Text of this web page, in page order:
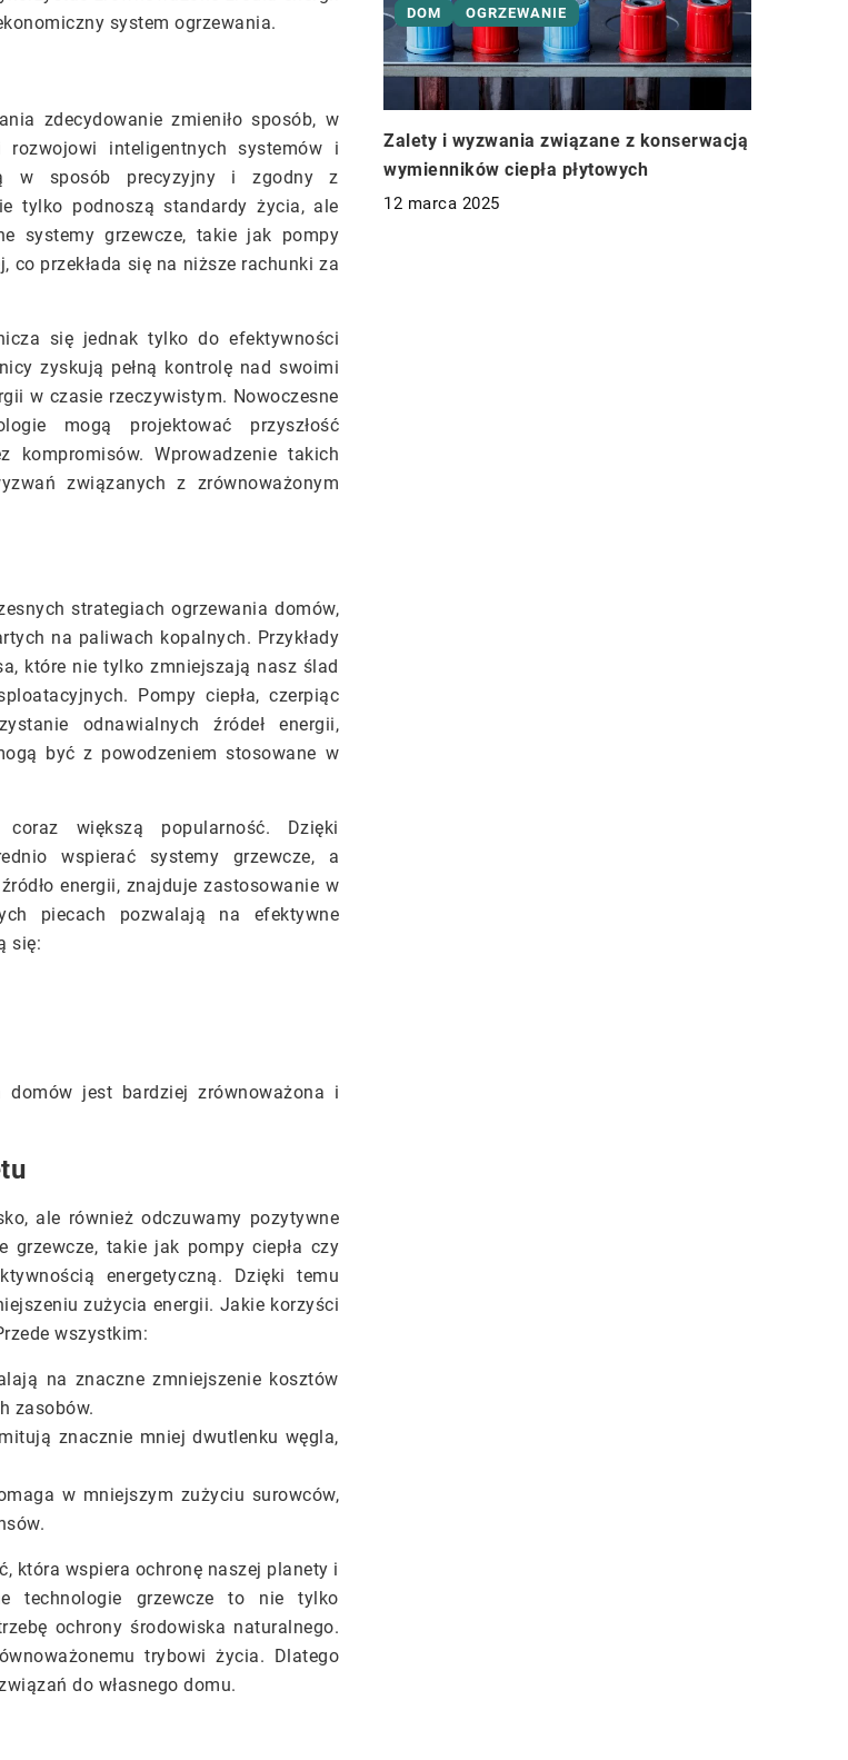
system ogrzewania.
zdecydowanie zmieniło sposób, w
inteligentnych systemów i
w sposób precyzyjny i zgodny z
tylko podnoszą standardy życia, ale
systemy grzewcze, takie jak pompy
co przekłada się na niższe rachunki za
się jednak tylko do efektywności
zyskują pełną kontrolę nad swoimi
w czasie rzeczywistym. Nowoczesne
mogą projektować przyszłość
kompromisów. Wprowadzenie takich
związanych z zrównoważonym
strategiach ogrzewania domów,
na paliwach kopalnych. Przykłady
które nie tylko zmniejszają nasz ślad
Pompy ciepła, czerpiąc
odnawialnych źródeł energii,
być z powodzeniem stosowane w
większą popularność. Dzięki
wspierać systemy grzewcze, a
energii, znajduje zastosowanie w
piecach pozwalają na efektywne
się:
domów jest bardziej zrównoważona i
ale również odczuwamy pozytywne
grzewcze, takie jak pompy ciepła czy
energetyczną. Dzięki temu
zużycia energii. Jakie korzyści
wszystkim:
na znaczne zmniejszenie kosztów
zasobów.
znacznie mniej dwutlenku węgla,
w mniejszym zużyciu surowców,
która wspiera ochronę naszej planety i
technologie grzewcze to nie tylko
ochrony środowiska naturalnego.
trybowi życia. Dlatego
do własnego domu.
DOM OGRZEWANIE
Zalety i wyzwania związane z konserwacją
wymienników ciepła płytowych
12 marca 2025